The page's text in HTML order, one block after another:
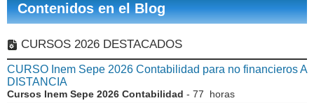
Contenidos en el Blog
CURSOS 2026 DESTACADOS
CURSO Inem Sepe 2026 Contabilidad para no financieros A
DISTANCIA
Cursos Inem Sepe 2026 Contabilidad - 77 horas